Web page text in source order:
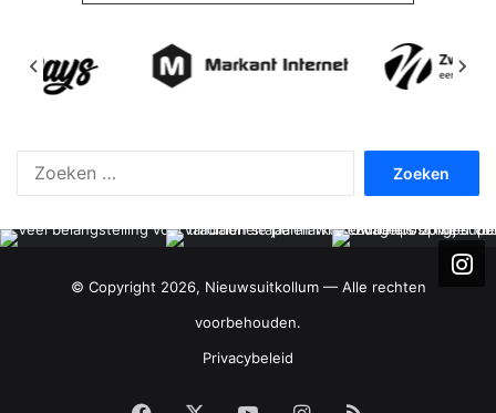
© Copyright 2026, Nieuwsuitkollum — Alle rechten
voorbehouden.
Privacybeleid